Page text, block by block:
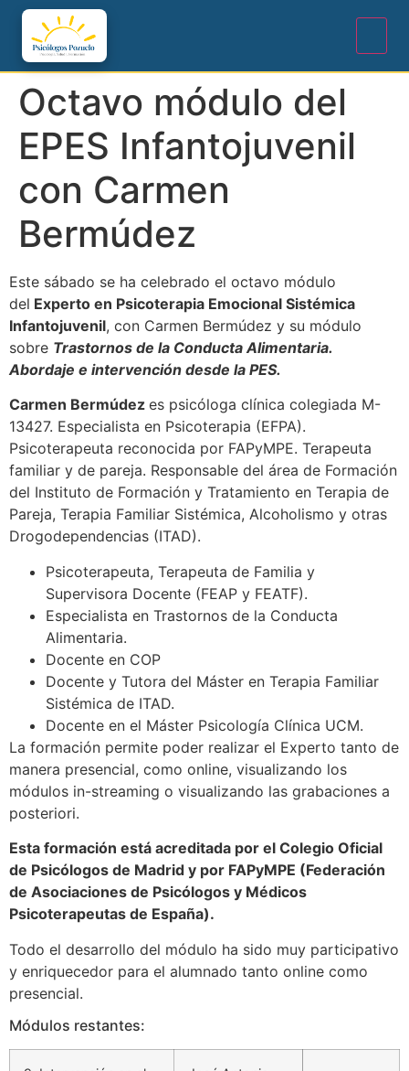
Octavo módulo del
EPES Infantojuvenil
con Carmen
Bermúdez
Este sábado se ha celebrado el octavo módulo
del Experto en Psicoterapia Emocional Sistémica
Infantojuvenil, con Carmen Bermúdez y su módulo
sobre Trastornos de la Conducta Alimentaria.
Abordaje e intervención desde la PES.
Carmen Bermúdez es psicóloga clínica colegiada M-
13427. Especialista en Psicoterapia (EFPA).
Psicoterapeuta reconocida por FAPyMPE. Terapeuta
familiar y de pareja. Responsable del área de Formación
del Instituto de Formación y Tratamiento en Terapia de
Pareja, Terapia Familiar Sistémica, Alcoholismo y otras
Drogodependencias (ITAD).
Psicoterapeuta, Terapeuta de Familia y
Supervisora Docente (FEAP y FEATF).
Especialista en Trastornos de la Conducta
Alimentaria.
Docente en COP
Docente y Tutora del Máster en Terapia Familiar
Sistémica de ITAD.
Docente en el Máster Psicología Clínica UCM.
La formación permite poder realizar el Experto tanto de
manera presencial, como online, visualizando los
módulos in-streaming o visualizando las grabaciones a
posteriori.
Esta formación está acreditada por el Colegio Oficial
de Psicólogos de Madrid y por FAPyMPE (Federación
de Asociaciones de Psicólogos y Médicos
Psicoterapeutas de España).
Todo el desarrollo del módulo ha sido muy participativo
y enriquecedor para el alumnado tanto online como
presencial.
Módulos restantes: